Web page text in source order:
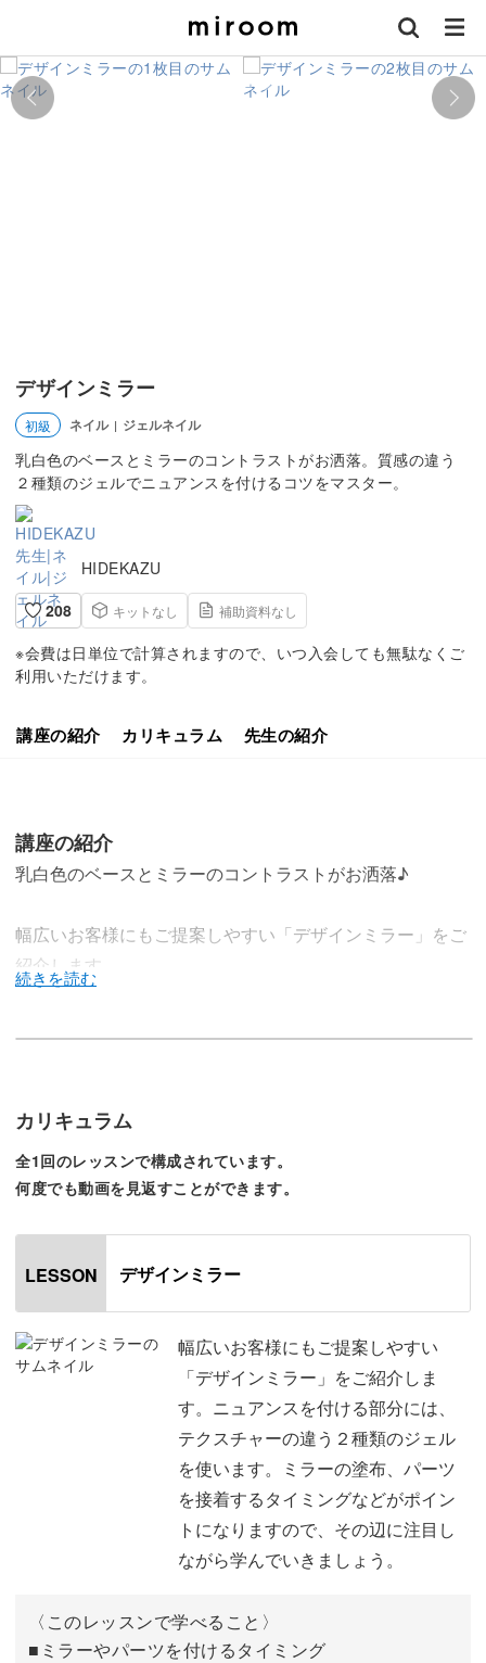
デザインミラー
初級 ネイル | ジェルネイル
乳白色のベースとミラーのコントラストがお洒落。質感の違う
２種類のジェルでニュアンスを付けるコツをマスター。
HIDEKAZU
208
キットなし 補助資料なし
※会費は日単位で計算されますので、いつ入会しても無駄なくご
利用いただけます。
講座の紹介 カリキュラム 先生の紹介
講座の紹介
乳白色のベースとミラーのコントラストがお洒落♪
幅広いお客様にもご提案しやすい「デザインミラー」をご
紹介します。
う２種類のジェルを使います。
ニュアンスを付ける部分全体には、柔らかめのテクスチャ
立体感のあるラインの表現には、硬めのジェルを使いま
ジェルは透明なので、ラインを描いているときはどうして
も見えづらいのですが、仕上がりをイメージしながら丁寧
に描いていきましょう。
ラーを塗布♪
カリキュラム
全1回のレッスンで構成されています。
何度でも動画を見返すことができます。
LESSON デザインミラー
幅広いお客様にもご提案しやすい
「デザインミラー」をご紹介しま
す。ニュアンスを付ける部分には、
テクスチャーの違う２種類のジェル
を使います。ミラーの塗布、パーツ
を接着するタイミングなどがポイン
トになりますので、その辺に注目し
ながら学んでいきましょう。
〈このレッスンで学べること〉
■ミラーやパーツを付けるタイミング